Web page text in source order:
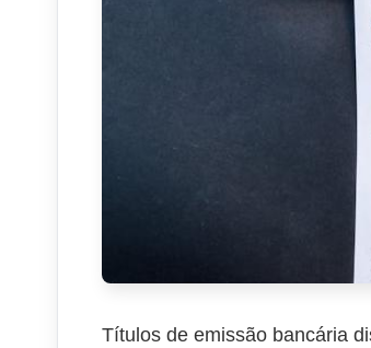
Títulos de emissão bancária